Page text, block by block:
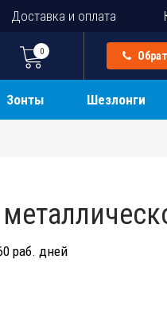
Доставка и оплата
0
Зонты Шезлонги
раб. дней